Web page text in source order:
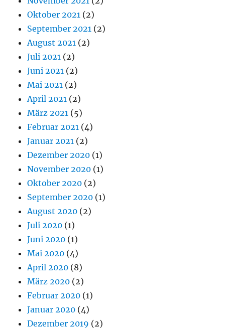
Oktober 2021 (2)
September 2021 (2)
August 2021 (2)
Juli 2021 (2)
Juni 2021 (2)
Mai 2021 (2)
April 2021 (2)
März 2021 (5)
Februar 2021 (4)
Januar 2021 (2)
Dezember 2020 (1)
November 2020 (1)
Oktober 2020 (2)
September 2020 (1)
August 2020 (2)
Juli 2020 (1)
Juni 2020 (1)
Mai 2020 (4)
April 2020 (8)
März 2020 (2)
Februar 2020 (1)
Januar 2020 (4)
Dezember 2019 (2)